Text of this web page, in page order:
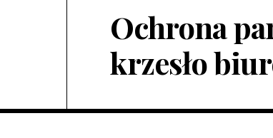
Ochrona
krzesło